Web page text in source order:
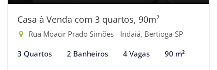
Casa à Venda com 3 quartos, 90m²
Rua Moacir Prado Simões - Indaiá, Bertioga-SP
3 Quartos 2 Banheiros 4 Vagas 90 m²